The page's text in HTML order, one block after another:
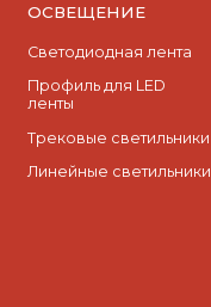
ОСВЕЩЕНИЕ
Светодиодная лента
Профиль для LED
ленты
Трековые светильники
Линейные светильники